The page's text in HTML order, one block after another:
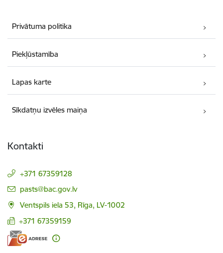
Privātuma politika
Piekļūstamība
Lapas karte
Sīkdatņu izvēles maiņa
Kontakti
+371 67359128
E-pasts:
pasts@bac.gov.lv
Ventspils iela 53, Rīga, LV-1002
+371 67359159